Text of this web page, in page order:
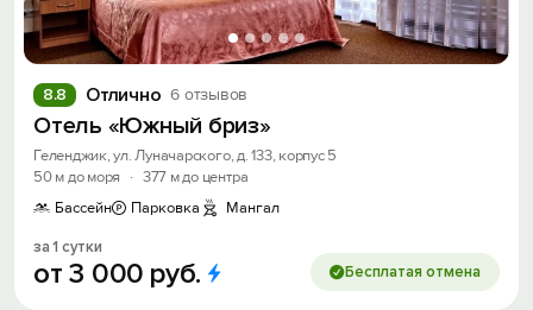
Отлично 6 отзывов
8.8
Отель «Южный бриз»
Геленджик, ул. Луначарского, д. 133, корпус 5
50 м до моря
· 377 м до центра
Бассейн
Парковка Мангал
за 1 сутки
от3 000 руб. Бесплатая отмена